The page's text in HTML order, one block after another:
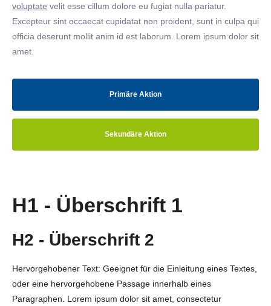
voluptate velit esse cillum dolore eu fugiat nulla pariatur.
Excepteur sint occaecat cupidatat non proident, sunt in culpa qui
officia deserunt mollit anim id est laborum. Lorem ipsum dolor sit
amet.
Primäre Aktion
Sekundäre Aktion
H1 - Überschrift 1
H2 - Überschrift 2
Hervorgehobener Text: Geeignet für die Einleitung eines Textes,
oder eine hervorgehobene Passage innerhalb eines
Paragraphen. Lorem ipsum dolor sit amet, consectetur